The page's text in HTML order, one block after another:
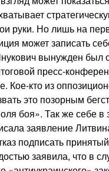
руки. Но лишь на
может записать
вынужден был
пресс-
Кое-кто из
это позорным
боя». Так же себе в
заявление
подписать
заявила, что в